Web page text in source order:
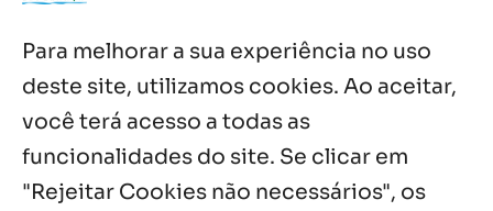
Para melhorar a sua experiência no uso
deste site, utilizamos cookies. Ao aceitar,
você terá acesso a todas as
funcionalidades do site. Se clicar em
"Rejeitar Cookies não necessários", os
Palavra Diária (05/08/2026)
5 ago, 2026
Palavra Diária (04/08/2026)